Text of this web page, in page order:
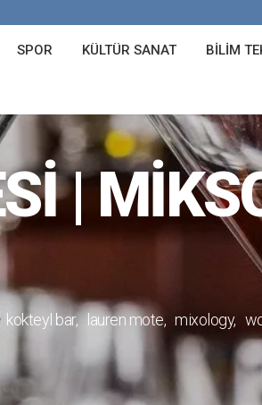
SPOR KÜLTÜR SANAT BILIM
|
kokteyl bar lauren mote mixology